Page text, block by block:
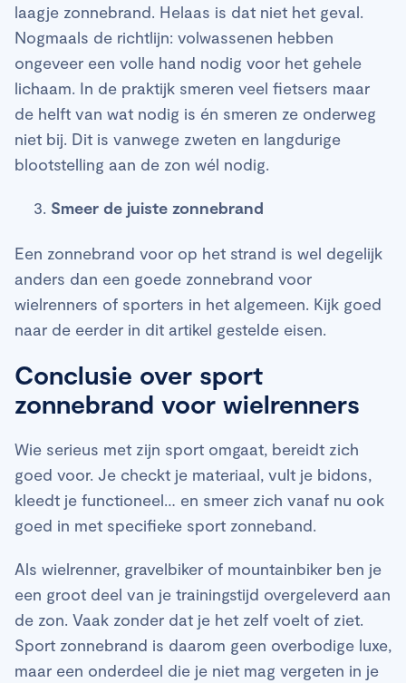
laagje zonnebrand. Helaas is dat niet het geval.
Nogmaals de richtlijn: volwassenen hebben
ongeveer een volle hand nodig voor het gehele
lichaam. In de praktijk smeren veel fietsers maar
de helft van wat nodig is én smeren ze onderweg
niet bij. Dit is vanwege zweten en langdurige
blootstelling aan de zon wél nodig.
Smeer de juiste zonnebrand
Een zonnebrand voor op het strand is wel degelijk
anders dan een goede zonnebrand voor
wielrenners of sporters in het algemeen. Kijk goed
naar de eerder in dit artikel gestelde eisen.
Conclusie over sport
zonnebrand voor wielrenners
Wie serieus met zijn sport omgaat, bereidt zich
goed voor. Je checkt je materiaal, vult je bidons,
kleedt je functioneel… en smeer zich vanaf nu ook
goed in met specifieke sport zonneband.
Als wielrenner, gravelbiker of mountainbiker ben je
een groot deel van je trainingstijd overgeleverd aan
de zon. Vaak zonder dat je het zelf voelt of ziet.
Sport zonnebrand is daarom geen overbodige luxe,
maar een onderdeel die je niet mag vergeten in je